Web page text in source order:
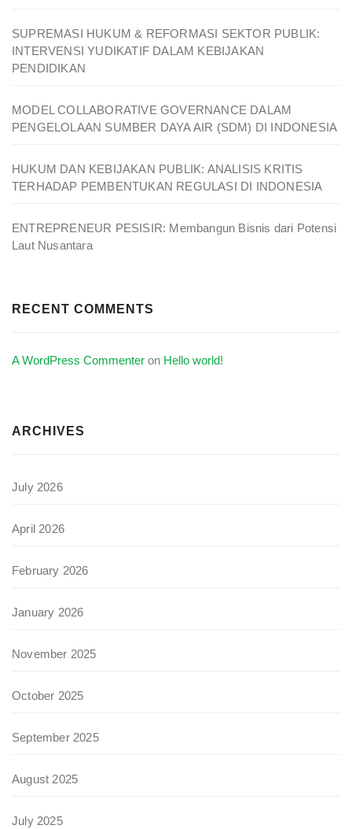
SUPREMASI HUKUM & REFORMASI SEKTOR PUBLIK:
INTERVENSI YUDIKATIF DALAM KEBIJAKAN
PENDIDIKAN
MODEL COLLABORATIVE GOVERNANCE DALAM
PENGELOLAAN SUMBER DAYA AIR (SDM) DI INDONESIA
HUKUM DAN KEBIJAKAN PUBLIK: ANALISIS KRITIS
TERHADAP PEMBENTUKAN REGULASI DI INDONESIA
ENTREPRENEUR PESISIR: Membangun Bisnis dari Potensi
Laut Nusantara
RECENT COMMENTS
A WordPress Commenter on Hello world!
ARCHIVES
July 2026
April 2026
February 2026
January 2026
November 2025
October 2025
September 2025
August 2025
July 2025